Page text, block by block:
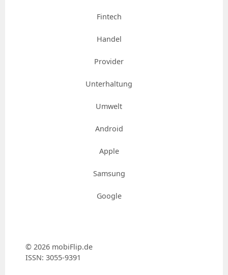
Fintech
Handel
Provider
Unterhaltung
Umwelt
Android
Apple
Samsung
Google
© 2026 mobiFlip.de
ISSN: 3055-9391